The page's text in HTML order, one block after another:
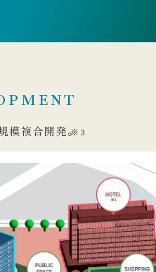
模複合開発。※3
ちの新しい居場
一体となった、